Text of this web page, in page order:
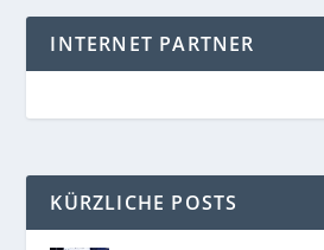
INTERNET PARTNER
KÜRZLICHE POSTS